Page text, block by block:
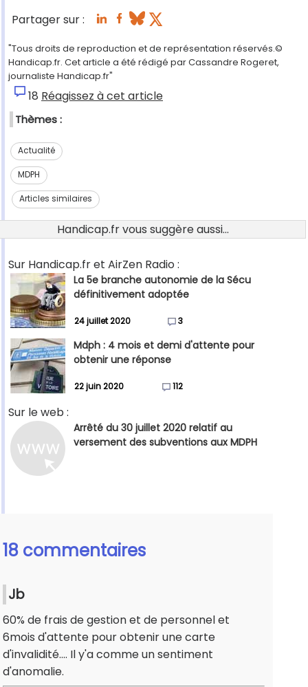
Partager sur :
"Tous droits de reproduction et de représentation réservés.©
Handicap.fr. Cet article a été rédigé par Cassandre Rogeret,
journaliste Handicap.fr"
18 Réagissez à cet article
Thèmes :
Actualité
MDPH
Articles similaires
Handicap.fr vous suggère aussi...
Sur Handicap.fr et AirZen Radio :
La 5e branche autonomie de la Sécu
définitivement adoptée
24 juillet 2020 3
Mdph : 4 mois et demi d'attente pour
obtenir une réponse
22 juin 2020 112
Sur le web :
Arrêté du 30 juillet 2020 relatif au
versement des subventions aux MDPH
18 commentaires
Jb
60% de frais de gestion et de personnel et
6mois d'attente pour obtenir une carte
d'invalidité.... Il y'a comme un sentiment
d'anomalie.